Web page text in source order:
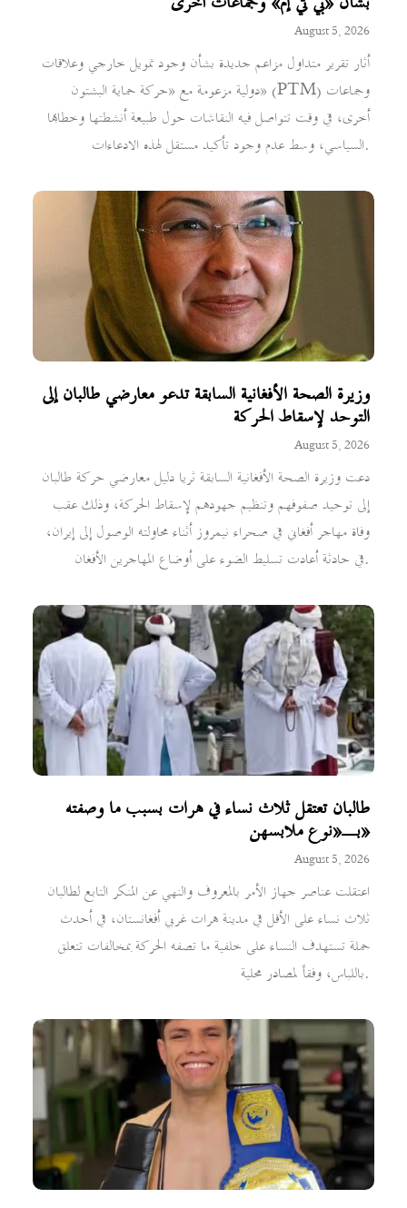
August 5, 2026
أثار تقرير متداول مزاعم جديدة بشأن وجود تمويل خارجي وعلاقات
دولية مزعومة مع «حركة حماية البشتون» (PTM) وجماعات
أخرى، في وقت تتواصل فيه النقاشات حول طبيعة أنشطتها وخطابها
السياسي، وسط عدم وجود تأكيد مستقل لهذه الادعاءات.
وزيرة الصحة الأفغانية السابقة تدعو معارضي طالبان إلى
التوحد لإسقاط الحركة
August 5, 2026
دعت وزيرة الصحة الأفغانية السابقة ثريا دليل معارضي حركة طالبان
إلى توحيد صفوفهم وتنظيم جهودهم لإسقاط الحركة، وذلك عقب
وفاة مهاجر أفغاني في صحراء نيمروز أثناء محاولته الوصول إلى إيران،
في حادثة أعادت تسليط الضوء على أوضاع المهاجرين الأفغان.
طالبان تعتقل ثلاث نساء في هرات بسبب ما وصفته
بـ«نوع ملابسهن»
August 5, 2026
اعتقلت عناصر جهاز الأمر بالمعروف والنهي عن المنكر التابع لطالبان
ثلاث نساء على الأقل في مدينة هرات غربي أفغانستان، في أحدث
حملة تستهدف النساء على خلفية ما تصفه الحركة بمخالفات تتعلق
باللباس، وفقاً لمصادر محلية.